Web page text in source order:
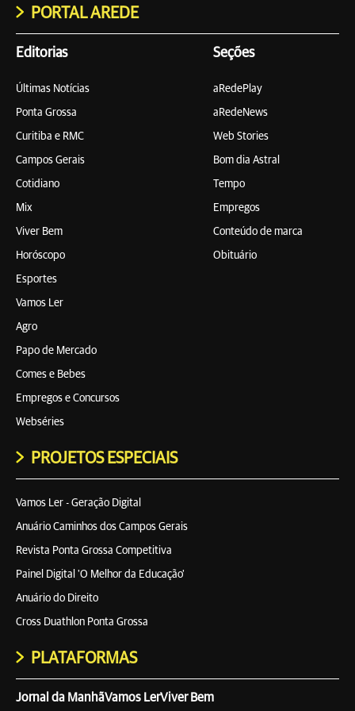
PORTAL AREDE
Editorias
Últimas Notícias
Ponta Grossa
Curitiba e RMC
Campos Gerais
Cotidiano
Mix
Viver Bem
Horóscopo
Esportes
Vamos Ler
Agro
Papo de Mercado
Comes e Bebes
Empregos e Concursos
Webséries
Seções
aRedePlay
aRedeNews
Web Stories
Bom dia Astral
Tempo
Empregos
Conteúdo de marca
Obituário
PROJETOS ESPECIAIS
Vamos Ler - Geração Digital
Anuário Caminhos dos Campos Gerais
Revista Ponta Grossa Competitiva
Painel Digital 'O Melhor da Educação'
Anuário do Direito
Cross Duathlon Ponta Grossa
PLATAFORMAS
Jornal da ManhãVamos LerViver Bem